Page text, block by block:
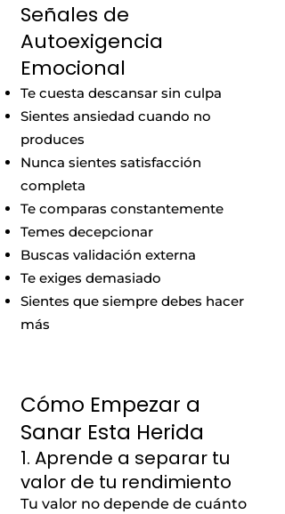
Señales de
Autoexigencia
Emocional
Te cuesta descansar sin culpa
Sientes ansiedad cuando no
produces
Nunca sientes satisfacción
completa
Te comparas constantemente
Temes decepcionar
Buscas validación externa
Te exiges demasiado
Sientes que siempre debes hacer
más
Cómo Empezar a
Sanar Esta Herida
1. Aprende a separar tu
valor de tu rendimiento
Tu valor no depende de cuánto